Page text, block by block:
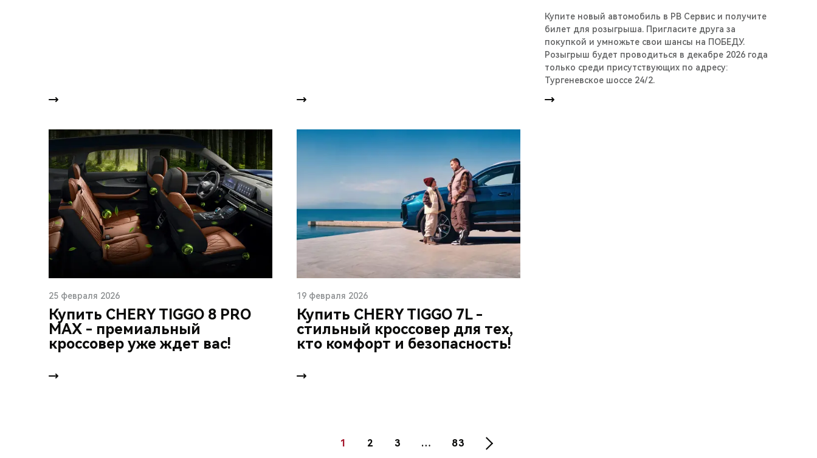
Купите новый автомобиль в РВ Сервис и получите
билет для розыгрыша. Пригласите друга за
покупкой и умножьте свои шансы на ПОБЕДУ.
Розыгрыш будет проводиться в декабре 2026 года
только среди присутствующих по адресу:
Тургеневское шоссе 24/2.
25 февраля 2026
Купить CHERY TIGGO 8 PRO
MAX - премиальный
кроссовер уже ждет вас!
19 февраля 2026
Купить CHERY TIGGO 7L -
стильный кроссовер для тех,
кто комфорт и безопасность!
1 2 3 … 83